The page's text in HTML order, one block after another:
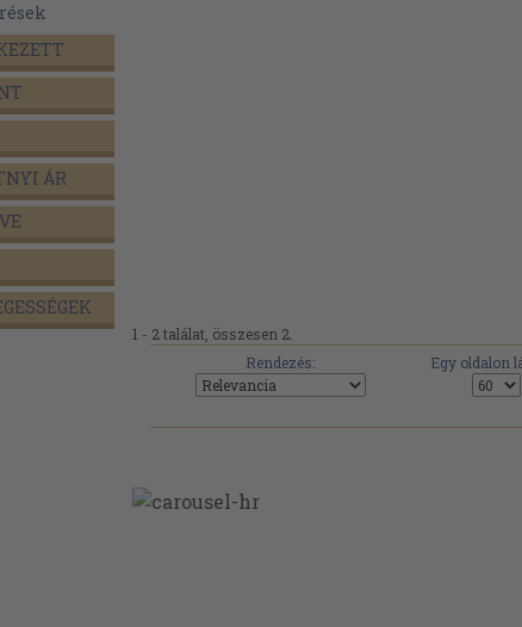
ÁR
1 - 2 találat, összesen 2.
Rendezés:
Egy oldalon